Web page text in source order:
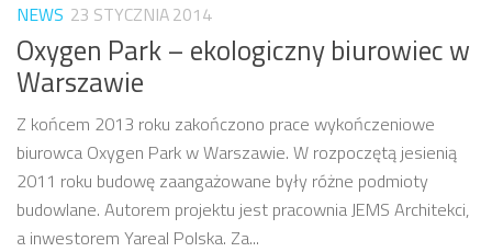
NEWS 23 STYCZNIA 2014
Oxygen Park – ekologiczny biurowiec w
Warszawie
Z końcem 2013 roku zakończono prace wykończeniowe
biurowca Oxygen Park w Warszawie. W rozpoczętą jesienią
2011 roku budowę zaangażowane były różne podmioty
budowlane. Autorem projektu jest pracownia JEMS Architekci,
a inwestorem Yareal Polska. Za...